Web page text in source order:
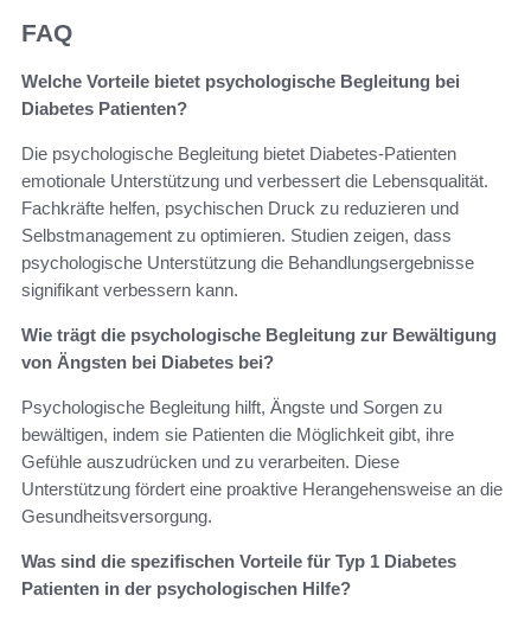
FAQ
Welche Vorteile bietet psychologische Begleitung bei
Diabetes Patienten?
Die psychologische Begleitung bietet Diabetes-Patienten
emotionale Unterstützung und verbessert die Lebensqualität.
Fachkräfte helfen, psychischen Druck zu reduzieren und
Selbstmanagement zu optimieren. Studien zeigen, dass
psychologische Unterstützung die Behandlungsergebnisse
signifikant verbessern kann.
Wie trägt die psychologische Begleitung zur Bewältigung
von Ängsten bei Diabetes bei?
Psychologische Begleitung hilft, Ängste und Sorgen zu
bewältigen, indem sie Patienten die Möglichkeit gibt, ihre
Gefühle auszudrücken und zu verarbeiten. Diese
Unterstützung fördert eine proaktive Herangehensweise an die
Gesundheitsversorgung.
Was sind die spezifischen Vorteile für Typ 1 Diabetes
Patienten in der psychologischen Hilfe?